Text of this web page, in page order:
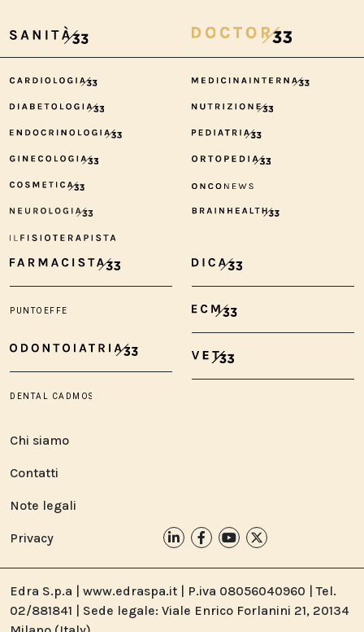
Chi siamo
Contatti
Note legali
Privacy
Edra S.p.a | www.edraspa.it | P.iva 08056040960 | Tel.
02/881841 | Sede legale: Viale Enrico Forlanini 21, 20134